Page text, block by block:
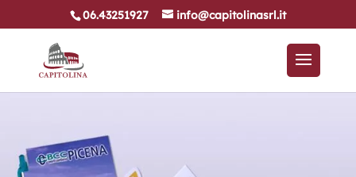
06.43251927 info@capitolinasrl.it